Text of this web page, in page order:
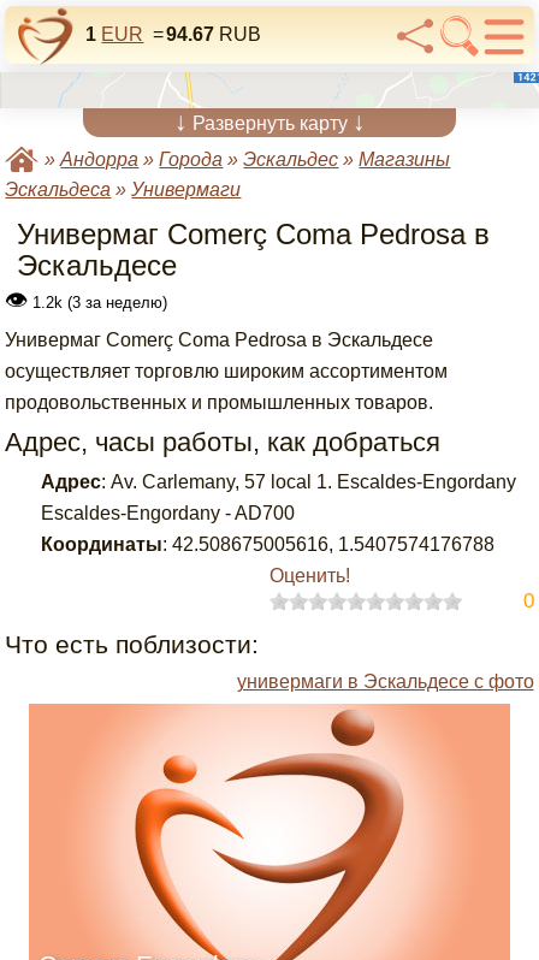
1 EUR =94.67 RUB
↓ Развернуть карту ↓
»Андорра »Города »Эскальдес »Магазины
Эскальдеса »Универмаги
Универмаг Comerç Coma Pedrosa в
Эскальдесе
👁 1.2k (3 за неделю)
Универмаг Comerç Coma Pedrosa в Эскальдесе
осуществляет торговлю широким ассортиментом
продовольственных и промышленных товаров.
Адрес, часы работы, как добраться
Адрес:Av. Carlemany, 57 local 1. Escaldes-Engordany
Escaldes-Engordany - AD700
Координаты: 42.508675005616, 1.5407574176788
Оценить!
0
Что есть поблизости:
универмаги в Эскальдесе с фото